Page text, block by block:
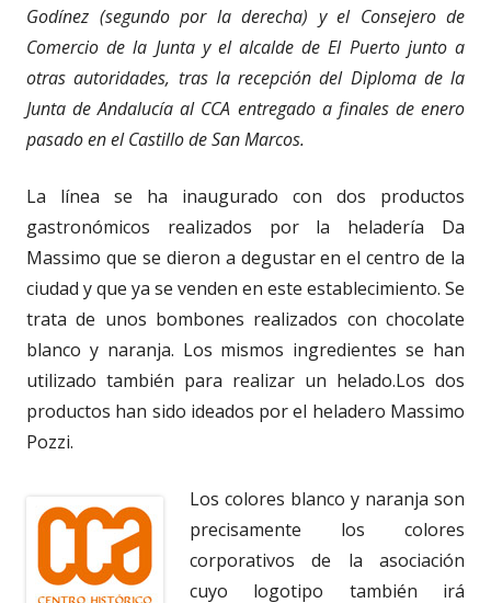
Godínez (segundo por la derecha) y el Consejero de
Comercio de la Junta y el alcalde de El Puerto junto a
otras autoridades, tras la recepción del Diploma de la
Junta de Andalucía al CCA entregado a finales de enero
pasado en el Castillo de San Marcos.
La línea se ha inaugurado con dos productos
gastronómicos realizados por la heladería Da
Massimo que se dieron a degustar en el centro de la
ciudad y que ya se venden en este establecimiento. Se
trata de unos bombones realizados con chocolate
blanco y naranja. Los mismos ingredientes se han
utilizado también para realizar un helado.Los dos
productos han sido ideados por el heladero Massimo
Pozzi.
Los colores blanco y naranja son
precisamente los colores
corporativos de la asociación
cuyo logotipo también irá